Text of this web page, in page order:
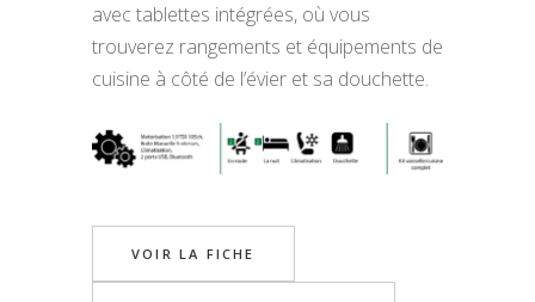
avec tablettes intégrées, où vous
trouverez rangements et équipements de
cuisine à côté de l’évier et sa douchette.
VOIR LA FICHE